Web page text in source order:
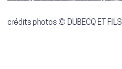
crédits photos © DUBECQ ET FILS